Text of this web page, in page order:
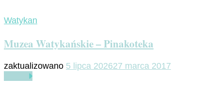
Watykan
Muzea Watykańskie – Pinakoteka
zaktualizowano 5 lipca 202627 marca 2017